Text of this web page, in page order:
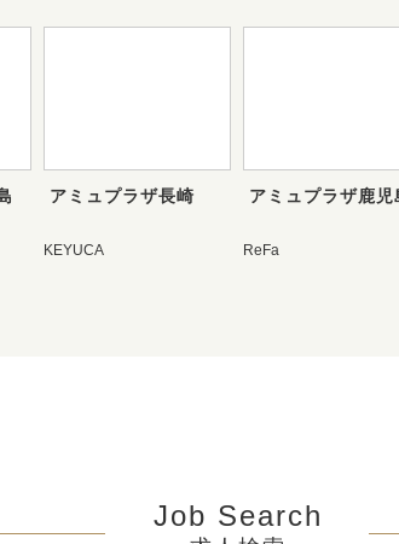
アミュプラザ長崎
KEYUCA
アミュプラザ鹿児
ReFa
Job Search